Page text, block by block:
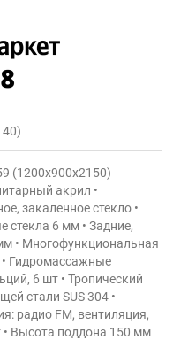
(1200x900x2150)
акрил •
закаленное стекло •
6 мм • Задние,
• Многофункциональная
• Гидромассажные
6 шт • Тропический
стали SUS 304 •
радио FM, вентиляция,
• Высота поддона 150 мм